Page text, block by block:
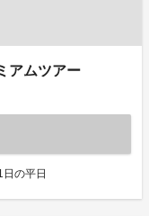
アムツアー
の平日